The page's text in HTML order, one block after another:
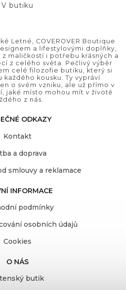
V butiku
Letné, COVEROVER Boutique
a lifestylovými doplňky,
maličkostí i potřebu krásných a
z celého světa. Pečlivý výběr
celé filozofie butiku, který si
každého kousku. Ty vypráví
o svém vzniku, ale už přímo v
jaké místo mohou mít v životě
z nás.
ODKAZY
Kontakt
a doprava
smlouvy a reklamace
INFORMACE
podmínky
osobních údajů
Cookies
O NÁS
butik